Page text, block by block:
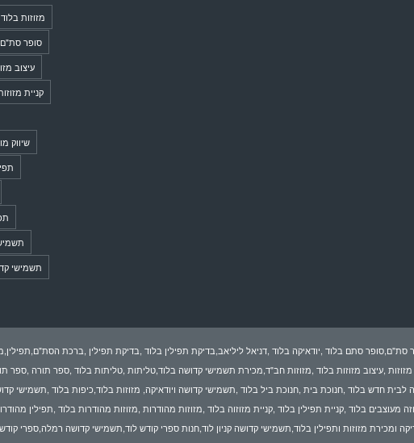
מזוזות בלוד
סופר
עיצוב
קניית
שיווק
תשמישי
סתם בלוד ,יודאיקה בלוד ,דניאל ליליאב,בדיקת תפילין בלוד ,בדיקת תפילין ,ברכת
,עיצוב מזוזות בלוד ,מזוזות חב"ד,מכירת תשמישי קדושה בלוד,טליתות ,טליתות בלוד ,ספר תורה ,ספר
לבית חדש בלוד ,חנוכת בית ,חנוכת ביל בלוד ,תשמישי קדושה ויודאיקה, מזוזות בלוד,כיפות בלוד ,תשמישי
בלוד ,קניית תפילין בלוד ,קניית מזוזוה בלוד ,מזוזות מהודרות ,מזוזות מהודרות בלוד ,תפילין